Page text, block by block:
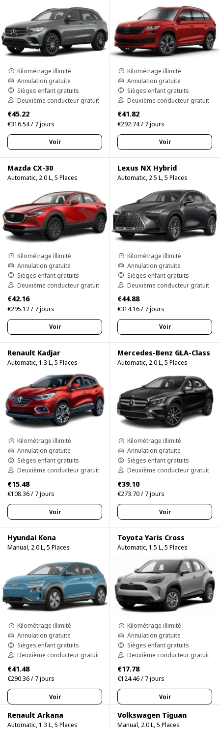
Kilométrage illimité
Annulation gratuite
Sièges enfant gratuits
Deuxième conducteur gratuit
€45.22
€316.54 / 7 jours
Voir
Kilométrage illimité
Annulation gratuite
Sièges enfant gratuits
Deuxième conducteur gratuit
€41.82
€292.74 / 7 jours
Voir
Mazda CX-30
Automatic, 2.0 L, 5 Places
Kilométrage illimité
Annulation gratuite
Sièges enfant gratuits
Deuxième conducteur gratuit
€42.16
€295.12 / 7 jours
Voir
Lexus NX Hybrid
Automatic, 2.5 L, 5 Places
Kilométrage illimité
Annulation gratuite
Sièges enfant gratuits
Deuxième conducteur gratuit
€44.88
€314.16 / 7 jours
Voir
Renault Kadjar
Automatic, 1.3 L, 5 Places
Kilométrage illimité
Annulation gratuite
Sièges enfant gratuits
Deuxième conducteur gratuit
€15.48
€108.36 / 7 jours
Voir
Mercedes-Benz GLA-Class
Automatic, 2.0 L, 5 Places
Kilométrage illimité
Annulation gratuite
Sièges enfant gratuits
Deuxième conducteur gratuit
€39.10
€273.70 / 7 jours
Voir
Hyundai Kona
Manual, 2.0 L, 5 Places
Kilométrage illimité
Annulation gratuite
Sièges enfant gratuits
Deuxième conducteur gratuit
€41.48
€290.36 / 7 jours
Voir
Toyota Yaris Cross
Automatic, 1.5 L, 5 Places
Kilométrage illimité
Annulation gratuite
Sièges enfant gratuits
Deuxième conducteur gratuit
€17.78
€124.46 / 7 jours
Voir
Renault Arkana
Automatic, 1.3 L, 5 Places
Volkswagen Tiguan
Manual, 2.0 L, 5 Places